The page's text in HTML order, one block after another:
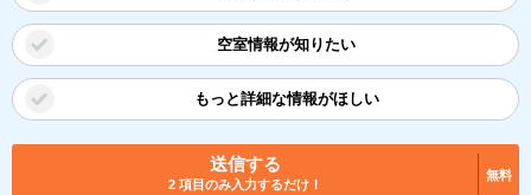
空室情報が知りたい
もっと詳細な情報がほしい
送信する
2 項目のみ入力するだけ！
無料